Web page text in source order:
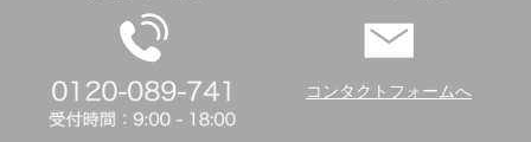
コンタクトフォームへ